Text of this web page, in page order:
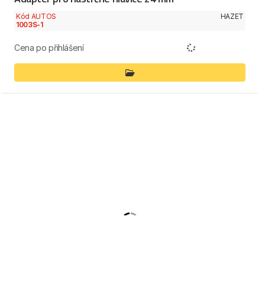
Kód AUTOS
1003S-1
HAZET
Cena po přihlášení